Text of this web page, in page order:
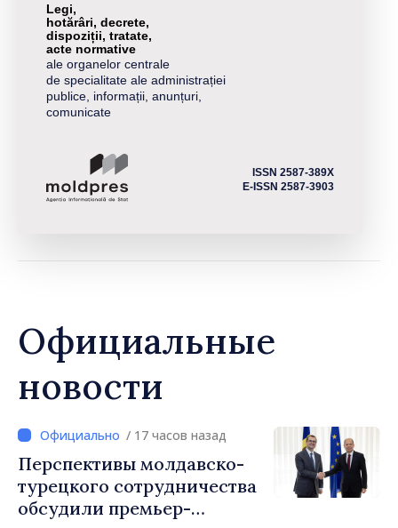
Legi,
hotărâri, decrete,
dispoziții, tratate,
acte normative
ale organelor centrale
de specialitate ale administrației
publice, informații, anunțuri,
comunicate
ISSN 2587-389X
E-ISSN 2587-3903
Официальные
новости
/ 17 часов назад
Перспективы молдавско-
турецкого сотрудничества
обсудили премьер-